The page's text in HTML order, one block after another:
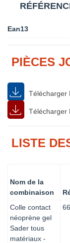
Ean13
PIÈCES
Télécharger
Télécharger
LISTE
Nom de la
combinaison
Colle contact
néoprène gel
Sader tous
matériaux -